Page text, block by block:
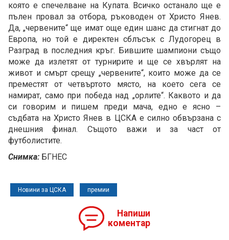
която е спечелване на Купата. Всичко останало ще е
пълен провал за отбора, ръководен от Христо Янев.
Да, „червените“ ще имат още един шанс да стигнат до
Европа, но той е директен сблъсък с Лудогорец в
Разград в последния кръг. Бившите шампиони също
може да излетят от турнирите и ще се хвърлят на
живот и смърт срещу „червените“, които може да се
преместят от четвъртото място, на което сега се
намират, само при победа над „орлите“. Каквото и да
си говорим и пишем преди мача, едно е ясно –
съдбата на Христо Янев в ЦСКА е силно обвързана с
днешния финал. Същото важи и за част от
футболистите.
Снимка: БГНЕС
Новини за ЦСКА премии
Напиши
коментар